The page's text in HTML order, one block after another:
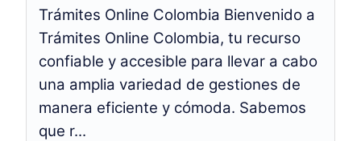
Trámites Online Colombia Bienvenido a
Trámites Online Colombia, tu recurso
confiable y accesible para llevar a cabo
una amplia variedad de gestiones de
manera eficiente y cómoda. Sabemos
que r...